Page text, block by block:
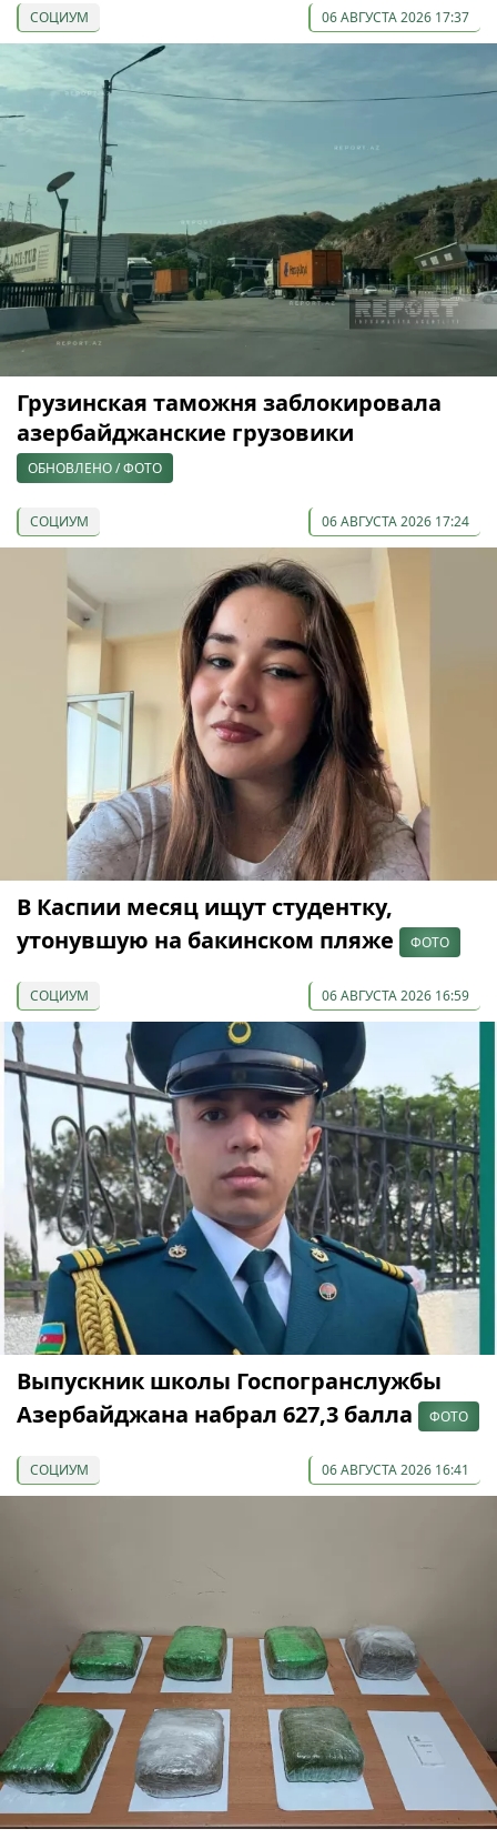
СОЦИУМ 06 АВГУСТА 2026 17:37
Грузинская таможня заблокировала
азербайджанские грузовики
ОБНОВЛЕНО / ФОТО
СОЦИУМ 06 АВГУСТА 2026 17:24
В Каспии месяц ищут студентку,
утонувшую на бакинском пляже
ФОТО
СОЦИУМ 06 АВГУСТА 2026 16:59
Выпускник школы Госпогранслужбы
Азербайджана набрал 627,3 балла
ФОТО
СОЦИУМ 06 АВГУСТА 2026 16:41